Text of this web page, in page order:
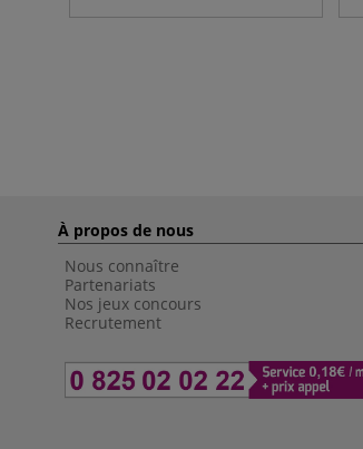
À propos de nous
Nous connaître
Partenariats
Nos jeux concours
Recrutement